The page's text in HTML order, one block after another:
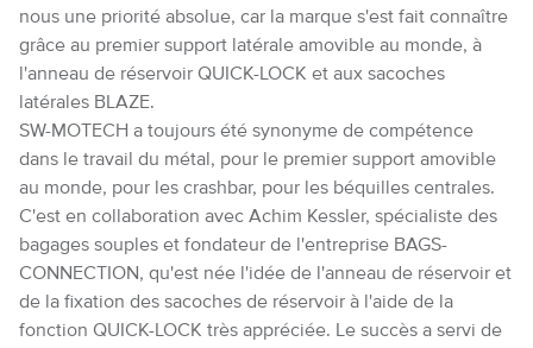
nous une priorité absolue, car la marque s'est fait connaître
grâce au premier support latérale amovible au monde, à
l'anneau de réservoir QUICK-LOCK et aux sacoches
latérales BLAZE.
SW-MOTECH a toujours été synonyme de compétence
dans le travail du métal, pour le premier support amovible
au monde, pour les crashbar, pour les béquilles centrales.
C'est en collaboration avec Achim Kessler, spécialiste des
bagages souples et fondateur de l'entreprise BAGS-
CONNECTION, qu'est née l'idée de l'anneau de réservoir et
de la fixation des sacoches de réservoir à l'aide de la
fonction QUICK-LOCK très appréciée. Le succès a servi de